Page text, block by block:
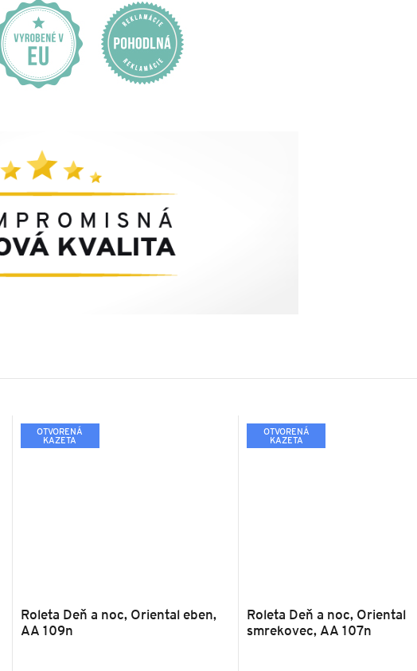
OTVORENÁ
KAZETA
Roleta Deň a noc, Oriental eben,
AA 109n
OTVORENÁ
KAZETA
Roleta Deň a noc, Oriental
smrekovec, AA 107n